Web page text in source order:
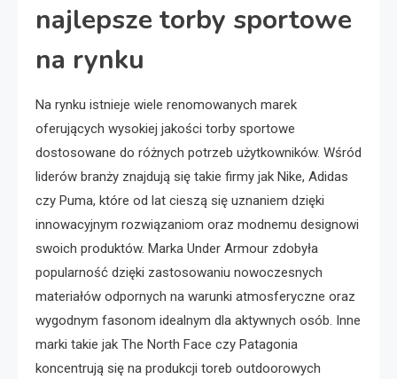
najlepsze torby sportowe
na rynku
Na rynku istnieje wiele renomowanych marek
oferujących wysokiej jakości torby sportowe
dostosowane do różnych potrzeb użytkowników. Wśród
liderów branży znajdują się takie firmy jak Nike, Adidas
czy Puma, które od lat cieszą się uznaniem dzięki
innowacyjnym rozwiązaniom oraz modnemu designowi
swoich produktów. Marka Under Armour zdobyła
popularność dzięki zastosowaniu nowoczesnych
materiałów odpornych na warunki atmosferyczne oraz
wygodnym fasonom idealnym dla aktywnych osób. Inne
marki takie jak The North Face czy Patagonia
koncentrują się na produkcji toreb outdoorowych